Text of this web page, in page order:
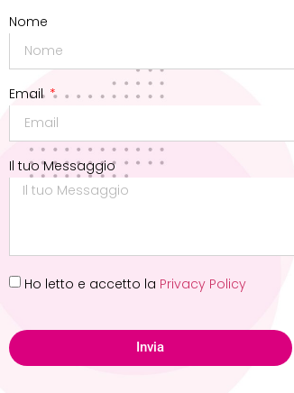
Nome
Email
Il tuo Messaggio
Ho letto e accetto la Privacy Policy
Invia